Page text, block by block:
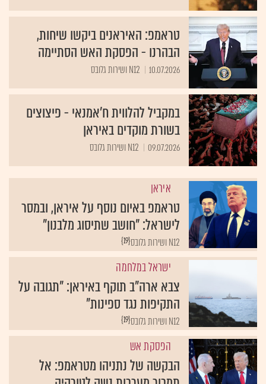
טראמפ: האיראנים ביקשו שיחות,
הבהרנו - הפסקת האש הסתיימה
10.07.2026 N12 ושירות גלובס
במקביל להלווית ח'אמנאי - פיצוצים
בשורת מוקדים באיראן
09.07.2026 N12 ושירות גלובס
איראן
טראמפ באיום נוסף על איראן, ובמסר
לישראל: "חושב שתיסוג מלבנון"
{19} N12 ושירות גלובס
ישראל במלחמה
צבא ארה"ב תוקף באיראן: "תגובה על
התקיפות נגד ספינות"
{19} N12 ושירות גלובס
הפסקת אש
הבקשה של נתניהו מטראמפ: אל